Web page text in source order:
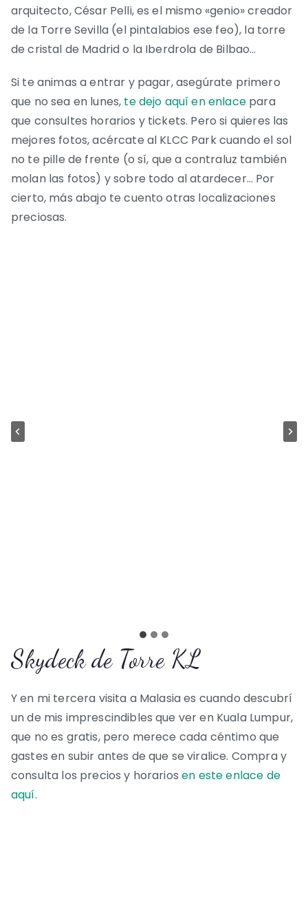
arquitecto, César Pelli, es el mismo «genio» creador
de la Torre Sevilla (el pintalabios ese feo), la torre
de cristal de Madrid o la Iberdrola de Bilbao…
Si te animas a entrar y pagar, asegúrate primero
que no sea en lunes, te dejo aquí en enlacepara
que consultes horarios y tickets. Pero si quieres las
mejores fotos, acércate al KLCC Park cuando el sol
no te pille de frente (o sí, que a contraluz también
molan las fotos) y sobre todo al atardecer… Por
cierto, más abajo te cuento otras localizaciones
preciosas.
Skydeck de Torre KL
Y en mi tercera visita a Malasia es cuando descubrí
un de mis imprescindibles que ver en Kuala Lumpur,
que no es gratis, pero merece cada céntimo que
gastes en subir antes de que se viralice. Compra y
consulta los precios y horariosen este enlace de
aquí.